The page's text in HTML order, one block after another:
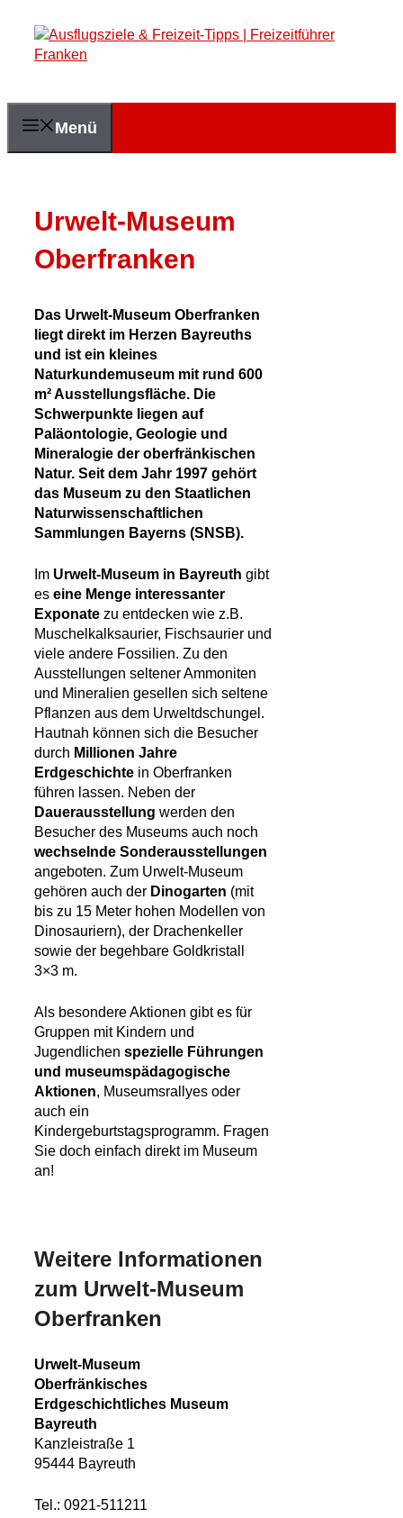
Inhalt
springen
Menü
Urwelt-Museum
Oberfranken
Das Urwelt-Museum Oberfranken
liegt direkt im Herzen Bayreuths
und ist ein kleines
Naturkundemuseum mit rund 600
m² Ausstellungsfläche. Die
Schwerpunkte liegen auf
Paläontologie, Geologie und
Mineralogie der oberfränkischen
Natur. Seit dem Jahr 1997 gehört
das Museum zu den Staatlichen
Naturwissenschaftlichen
Sammlungen Bayerns (SNSB).
Im Urwelt-Museum in Bayreuth gibt
es eine Menge interessanter
Exponate zu entdecken wie z.B.
Muschelkalksaurier, Fischsaurier und
viele andere Fossilien. Zu den
Ausstellungen seltener Ammoniten
und Mineralien gesellen sich seltene
Pflanzen aus dem Urweltdschungel.
Hautnah können sich die Besucher
durch Millionen Jahre
Erdgeschichte in Oberfranken
führen lassen. Neben der
Dauerausstellung werden den
Besucher des Museums auch noch
wechselnde Sonderausstellungen
angeboten. Zum Urwelt-Museum
gehören auch der Dinogarten (mit
bis zu 15 Meter hohen Modellen von
Dinosauriern), der Drachenkeller
sowie der begehbare Goldkristall
3×3 m.
Als besondere Aktionen gibt es für
Gruppen mit Kindern und
Jugendlichen spezielle Führungen
und museumspädagogische
Aktionen, Museumsrallyes oder
auch ein
Kindergeburtstagsprogramm. Fragen
Sie doch einfach direkt im Museum
an!
Weitere Informationen
zum Urwelt-Museum
Oberfranken
Urwelt-Museum
Oberfränkisches
Erdgeschichtliches Museum
Bayreuth
Kanzleistraße 1
95444 Bayreuth
Tel.: 0921-511211